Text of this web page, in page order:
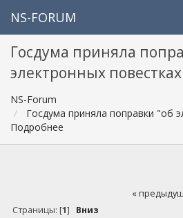
NS-FORUM
Госдума приняла
электронных
NS-Forum
Госдума приняла поправки "об
Подробнее
«
Страницы: [1] Вниз